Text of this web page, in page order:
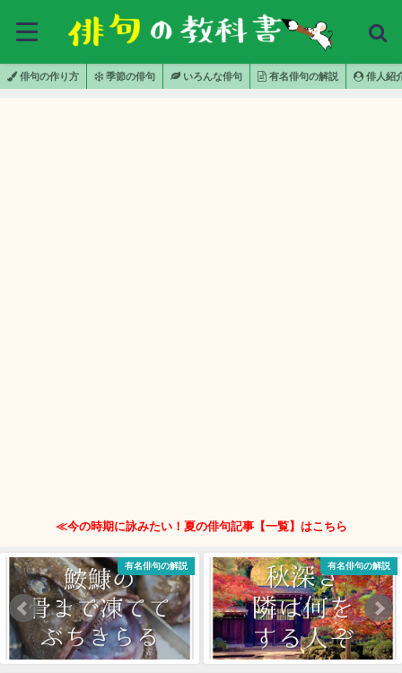
俳句の作り方 季節の俳句 いろんな俳句 有名俳句の解説 俳人紹
≪今の時期に詠みたい！夏の俳句記事【一覧】はこちら
有名俳句の解説 有名俳句の解説